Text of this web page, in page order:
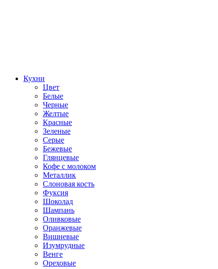
Кухни
Цвет
Белые
Черные
Желтые
Красные
Зеленые
Серые
Бежевые
Глянцевые
Кофе с молоком
Металлик
Слоновая кость
Фуксия
Шоколад
Шампань
Оливковые
Оранжевые
Вишневые
Изумрудные
Венге
Ореховые